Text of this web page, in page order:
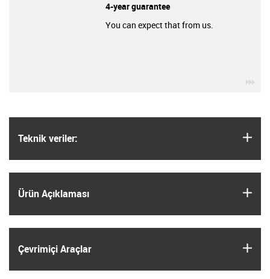
Teknik veriler:
Ürün Açıklaması
Çevrimiçi Araçlar
4-year guarantee
You can expect that from us.